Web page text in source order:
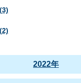
2022年